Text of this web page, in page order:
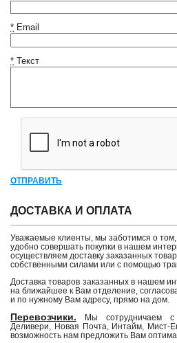
* Email
* Текст
ОТПРАВИТЬ
ДОСТАВКА И ОПЛАТА
Уважаемые клиенты, мы заботимся о
удобно совершать покупки в нашем
осуществляем доставку заказанных
собственными силами или с помощью
Доставка товаров заказанных в нашем
на ближайшее к Вам отделение,
и по нужному Вам адресу, прямо на дом.
Перевозчики. Мы сотрудничаем с
Деливери, Новая Почта, Интайм, Мист-
возможность нам предложить Вам